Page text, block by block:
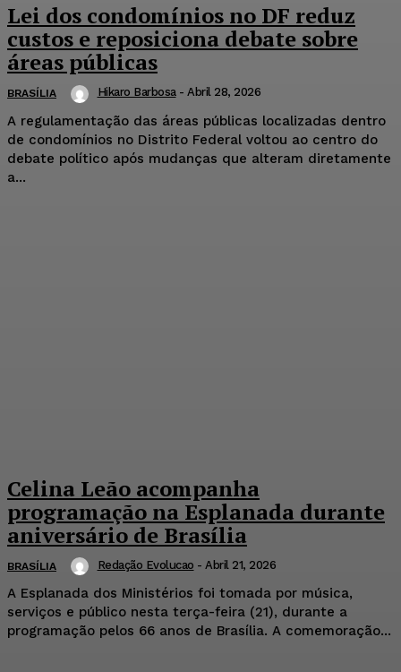
Lei dos condomínios no DF reduz
custos e reposiciona debate sobre
áreas públicas
BRASÍLIA Hikaro Barbosa - Abril 28, 2026
A regulamentação das áreas públicas localizadas dentro
de condomínios no Distrito Federal voltou ao centro do
debate político após mudanças que alteram diretamente
a...
Celina Leão acompanha
programação na Esplanada durante
aniversário de Brasília
BRASÍLIA Redação Evolucao - Abril 21, 2026
A Esplanada dos Ministérios foi tomada por música,
serviços e público nesta terça-feira (21), durante a
programação pelos 66 anos de Brasília. A comemoração...